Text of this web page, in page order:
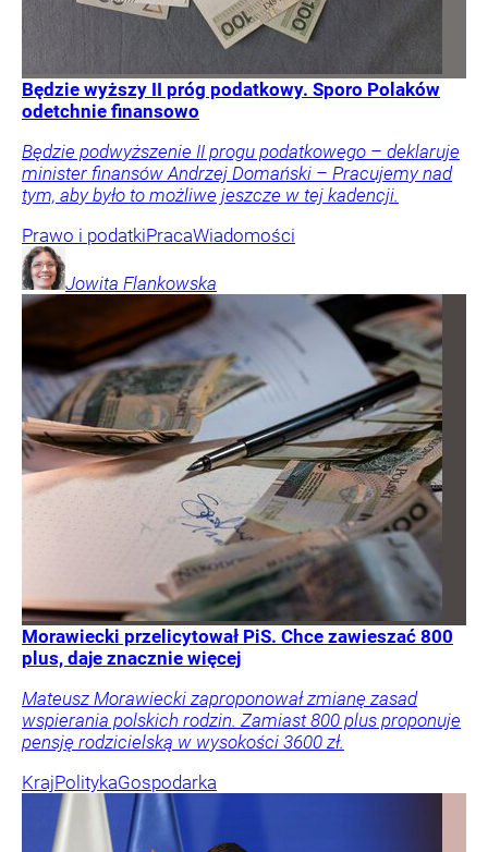
Będzie wyższy II próg podatkowy. Sporo Polaków
odetchnie finansowo
Będzie podwyższenie II progu podatkowego – deklaruje
minister finansów Andrzej Domański – Pracujemy nad
tym, aby było to możliwe jeszcze w tej kadencji.
Prawo i podatkiPracaWiadomości
Jowita Flankowska
Morawiecki przelicytował PiS. Chce zawieszać 800
plus, daje znacznie więcej
Mateusz Morawiecki zaproponował zmianę zasad
wspierania polskich rodzin. Zamiast 800 plus proponuje
pensję rodzicielską w wysokości 3600 zł.
KrajPolitykaGospodarka